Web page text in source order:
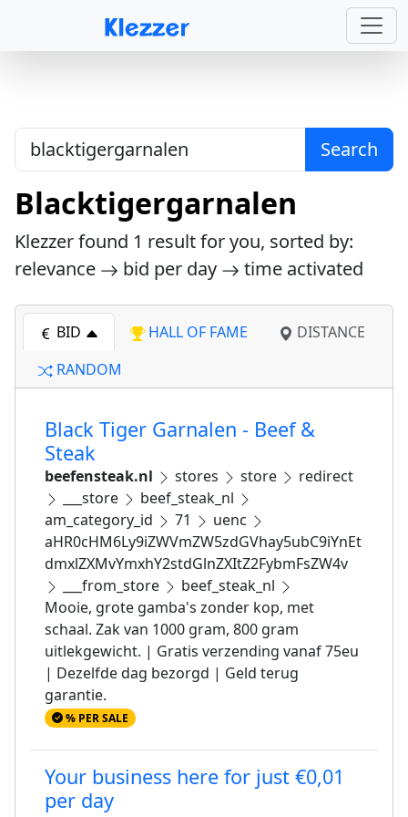
Search
Blacktigergarnalen
Klezzer found 1 result for you, sorted by:
relevance
bid per day time activated
BID HALL OF FAME
DISTANCE
RANDOM
Black Tiger Garnalen - Beef &
Steak
beefensteak.nl stores store
redirect
___store
beef_steak_nl
am_category_id
71
uenc
aHR0cHM6Ly9iZWVmZW5zdGVhay5ubC9iYnEt
dmxlZXMvYmxhY2stdGlnZXItZ2FybmFsZW4v
___from_store
beef_steak_nl
Mooie, grote gamba's zonder kop, met
schaal. Zak van 1000 gram, 800 gram
uitlekgewicht. | Gratis verzending vanaf 75eu
| Dezelfde dag bezorgd | Geld terug
garantie.
% PER SALE
Your business here for just €0,01
per day